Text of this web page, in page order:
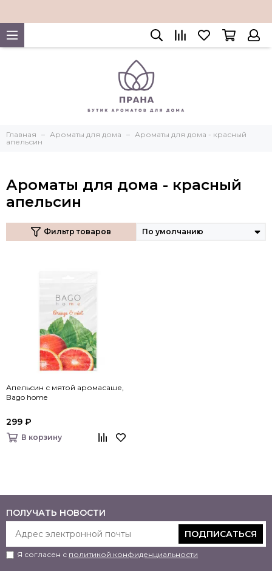
Главная Ароматы для дома
Ароматы для дома - красный
апельсин
Ароматы для дома - красный
апельсин
Фильтр товаров
Апельсин с мятой аромасаше,
Bago home
299 ₽
В корзину
ПОЛУЧАТЬ НОВОСТИ
ПОДПИСАТЬСЯ
Я согласен с политикой конфиденциальности